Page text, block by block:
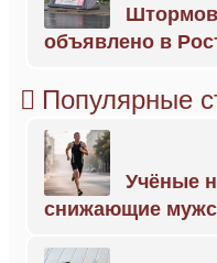
объявлено в
Популярные
Учёные
снижающие